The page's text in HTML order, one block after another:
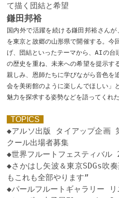
て描く団結と希望
鎌田邦裕
国内外で活躍を続ける鎌田邦裕さん
を東京と故郷の山形県で開催する。今
げ、団結といったテーマから、AIの台
の歴史を重ね、未来への希望を提示す
親しみ、恩師たちに学びながら音色を
会を美術館のように楽しんでほしい」
魅力を探求する姿勢などを語ってくれた
TOPICS
◆アルソ出版 タイアップ企画
クール出場者募集
◆世界フルートフェスティバル
◆さかはし矢波＆東京SDGs吹
もこれも全部やります”
◆パールフルートギャラリー リ